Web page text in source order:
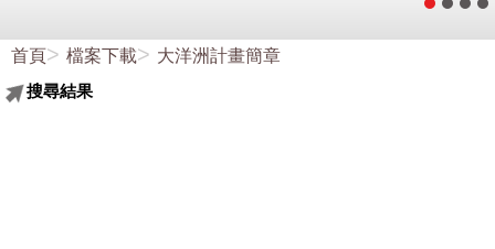
首頁 檔案下載
大洋洲計畫簡章
搜尋結果